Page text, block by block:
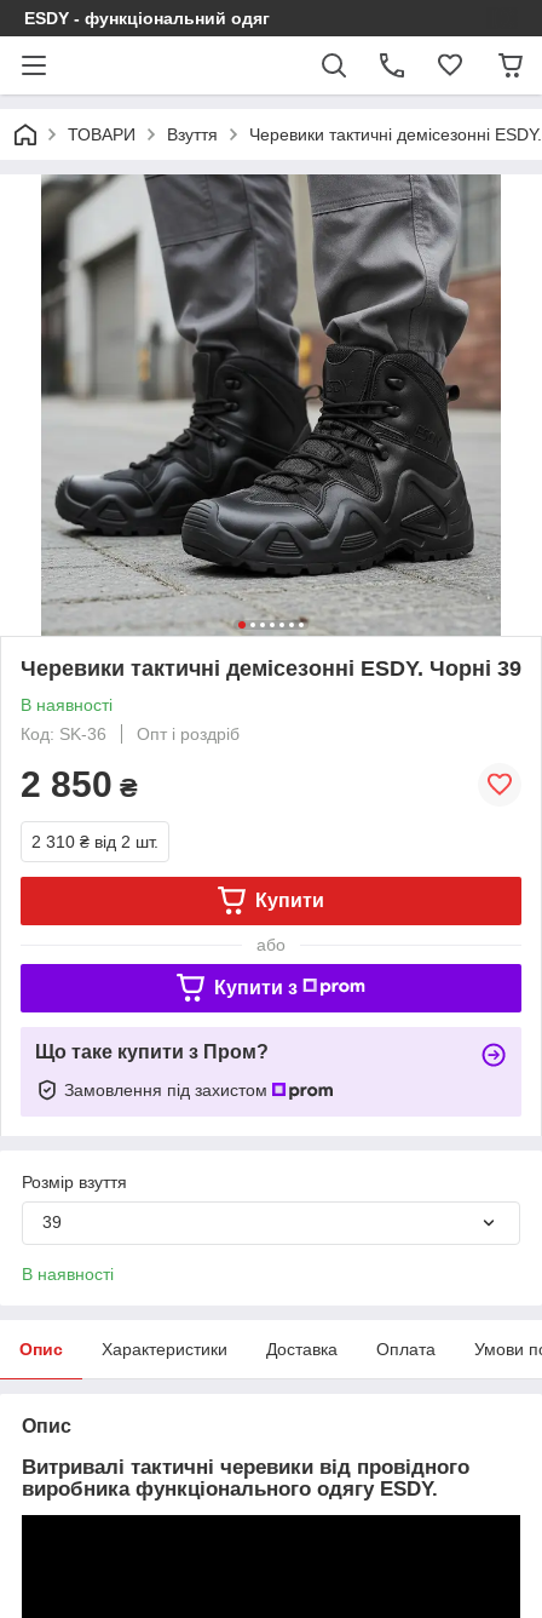
ESDY - функціональний одяг
ТОВАРИ Взуття Черевики тактичні демісезонні
Черевики тактичні демісезонні ESDY. Чорні 39
В наявності
Код: SK-36
Опт і роздріб
2 850 ₴
2 310 ₴ від 2 шт.
Купити
або
Купити з
Що таке купити з Пром?
Замовлення під захистом
Розмір взуття
39
В наявності
Опис Характеристики Доставка Оплата Умови
Опис
Витривалі тактичні черевики від провідного
виробника функціонального одягу ESDY.